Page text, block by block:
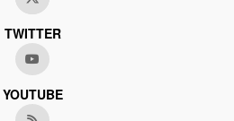
TWITTER
YOUTUBE